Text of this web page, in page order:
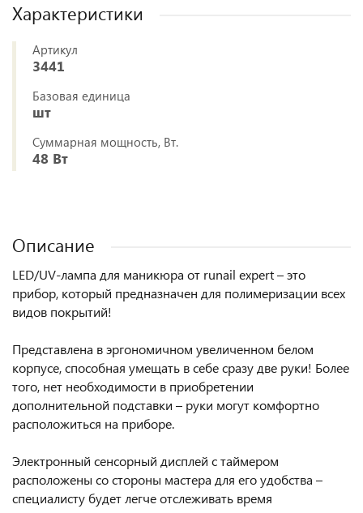
Характеристики
Артикул
3441
Базовая единица
шт
Суммарная мощность, Вт.
48 Вт
Описание
LED/UV-лампа для маникюра от runail expert – это
прибор, который предназначен для полимеризации всех
видов покрытий!
Представлена в эргономичном увеличенном белом
корпусе, способная умещать в себе сразу две руки! Более
того, нет необходимости в приобретении
дополнительной подставки – руки могут комфортно
расположиться на приборе.
Электронный сенсорный дисплей с таймером
расположены со стороны мастера для его удобства –
специалисту будет легче отслеживать время